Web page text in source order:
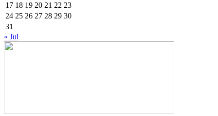
17 18 19 20 21 22 23
24 25 26 27 28 29 30
31
« Jul